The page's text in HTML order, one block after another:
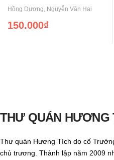
Hồng Dương, Nguyễn Văn Hai
150.000₫
THƯ QUÁN HƯƠNG
Thư quán Hương Tích do cố
chủ trương. Thành lập năm 2009